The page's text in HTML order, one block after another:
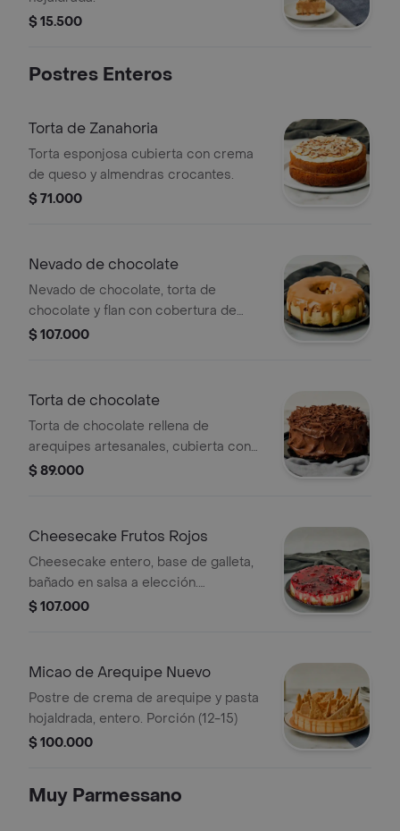
$ 15.500
Postres Enteros
Torta de Zanahoria
Torta esponjosa cubierta con crema
de queso y almendras crocantes.
$ 71.000
Nevado de chocolate
Nevado de chocolate, torta de
chocolate y flan con cobertura de
arequipe completo. porción (15-18).
$ 107.000
Torta de chocolate
Torta de chocolate rellena de
arequipes artesanales, cubierta con
chocolate semi amargo y decoración
$ 89.000
Cheesecake Frutos Rojos
Cheesecake entero, base de galleta,
bañado en salsa a elección.
Porciones (10-15).
$ 107.000
Micao de Arequipe Nuevo
Postre de crema de arequipe y pasta
hojaldrada, entero. Porción (12-15)
$ 100.000
Muy Parmessano